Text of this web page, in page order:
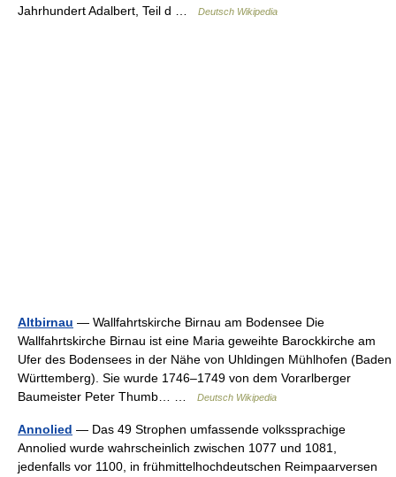
Jahrhundert Adalbert, Teil d …
Deutsch Wikipedia
Altbirnau — Wallfahrtskirche Birnau am Bodensee Die
Wallfahrtskirche Birnau ist eine Maria geweihte Barockkirche am
Ufer des Bodensees in der Nähe von Uhldingen Mühlhofen (Baden
Württemberg). Sie wurde 1746–1749 von dem Vorarlberger
Baumeister Peter Thumb… …
Deutsch Wikipedia
Annolied — Das 49 Strophen umfassende volkssprachige
Annolied wurde wahrscheinlich zwischen 1077 und 1081,
jedenfalls vor 1100, in frühmittelhochdeutschen Reimpaarversen